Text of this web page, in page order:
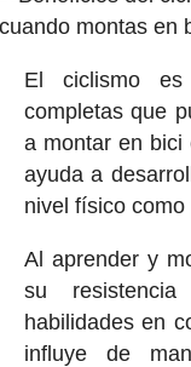
El ciclismo
completas que
a montar en bici
ayuda a
nivel físico como
Al aprender y
su
habilidades en
influye de